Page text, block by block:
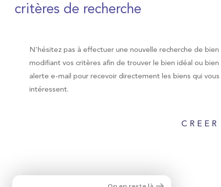
critères de recherche
N'hésitez pas à effectuer une nouvelle recherche de bien
modifiant vos critères afin de trouver le bien idéal ou bien
alerte e-mail pour recevoir directement les biens qui vous
intéressent.